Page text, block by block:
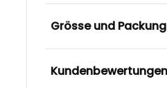
Grösse und Packung
Kundenbewertungen